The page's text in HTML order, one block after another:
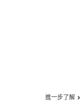
進一步了解